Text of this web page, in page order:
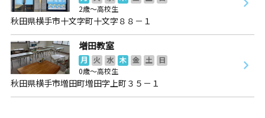
2歳～高校生
秋田県横手市十文字町十文字８８－１
増田教室
月 火 水 木 金 土
日
0歳～高校生
秋田県横手市増田町増田字上町３５－１